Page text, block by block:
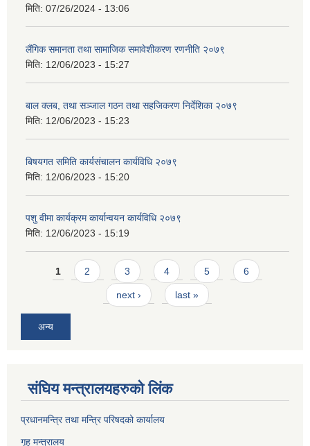
मिति: 07/26/2024 - 13:06
लैंगिक समानता तथा सामाजिक समावेशीकरण रणनीति २०७९
मिति: 12/06/2023 - 15:27
बाल क्लब, तथा सञ्जाल गठन तथा सहजिकरण निर्देशिका २०७९
मिति: 12/06/2023 - 15:23
बिषयगत समिति कार्यसंचालन कार्यविधि २०७९
मिति: 12/06/2023 - 15:20
पशु वीमा कार्यक्रम कार्यान्वयन कार्यविधि २०७९
मिति: 12/06/2023 - 15:19
Pages
1 2 3 4 5 6
next › last »
अन्य
संघिय मन्त्र‍ालयहरुको लिंक
प्रधानमन्त्रि तथा मन्त्रि परिषदको कार्यालय
गृह मन्त्रालय